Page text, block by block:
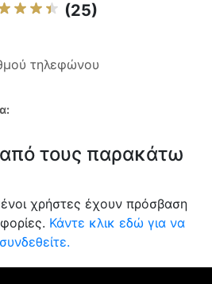
(25)
τηλεφώνου
από τους παρακάτω
χρήστες έχουν πρόσβαση
Κάντε κλικ εδώ για να
συνδεθείτε.